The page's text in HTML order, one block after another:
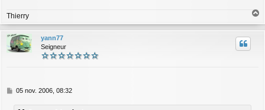
e
Thierry
a
u
yann77
Seigneur
M
s
05 nov. 2006, 08:32